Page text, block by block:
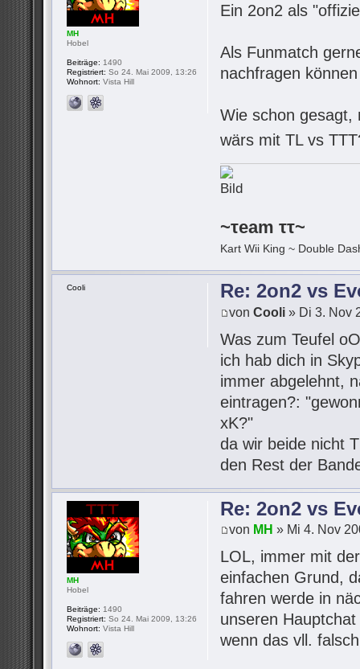
Ein 2on2 als
Als Funmatch
nachfragen
Wie schon gesagt,
wärs mit TL vs
~τeam ττ~
Kart Wii King ~ Double
MH
Hobel
Beiträge: 1490
Registriert: So 24. Mai 2009, 13:26
Wohnort: Vista Hill
Re: 2on2 vs
vonCooli » Di 3. Nov
Was zum Teufel
ich hab dich in
immer abgelehnt,
eintragen?:
xK?"
da wir beide nicht
den Rest der
Cooli
Re: 2on2 vs
von MH » Mi 4. Nov
LOL, immer mit
einfachen Grund,
fahren werde in
unseren
wenn das vll.
MH
Hobel
Beiträge: 1490
Registriert: So 24. Mai 2009, 13:26
Wohnort: Vista Hill